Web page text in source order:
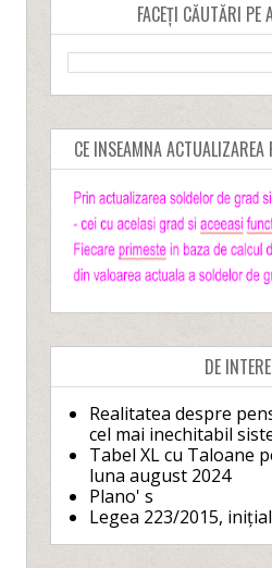
FACEȚI CĂUTĂRI PE
CE INSEAMNA
DE
Realitatea despre
cel mai inechitabil
Tabel XL cu Taloane
luna august 2024
Plano' s
Legea 223/2015,